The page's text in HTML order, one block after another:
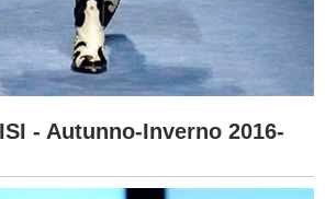
- Autunno-Inverno 2016-